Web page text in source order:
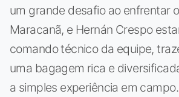
um grande desafio ao enfrentar
Maracanã, e Hernán Crespo
comando técnico da equipe,
uma bagagem rica e
a simples experiência em